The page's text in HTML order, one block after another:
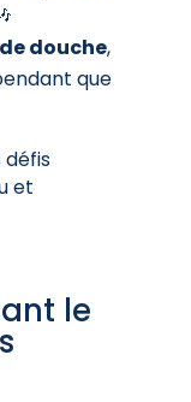
douche,
que
défis
et
le